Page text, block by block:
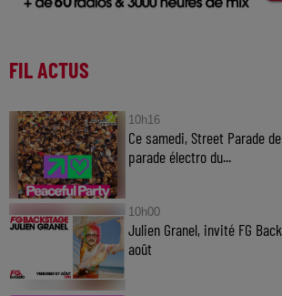
FIL ACTUS
10h16
Ce samedi, Street Parade
parade électro du...
10h00
Julien Granel, invité FG
août